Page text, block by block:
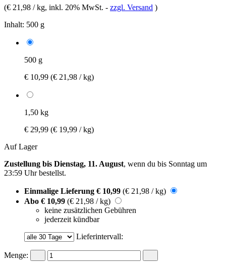
(€ 21,98 / kg, inkl. 20% MwSt. - zzgl. Versand )
Inhalt: 500 g
500 g
€ 10,99 (€ 21,98 / kg)
1,50 kg
€ 29,99 (€ 19,99 / kg)
Auf Lager
Zustellung bis Dienstag, 11. August, wenn du bis Sonntag um
23:59 Uhrbestellst.
Einmalige Lieferung € 10,99 (€ 21,98 / kg)
Abo € 10,99 (€ 21,98 / kg)
keine zusätzlichen Gebühren
jederzeit kündbar
Lieferintervall:
Menge: